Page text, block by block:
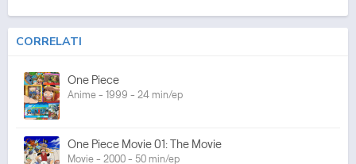
CORRELATI
One Piece
Anime - 1999 - 24 min/ep
One Piece Movie 01: The Movie
Movie - 2000 - 50 min/ep